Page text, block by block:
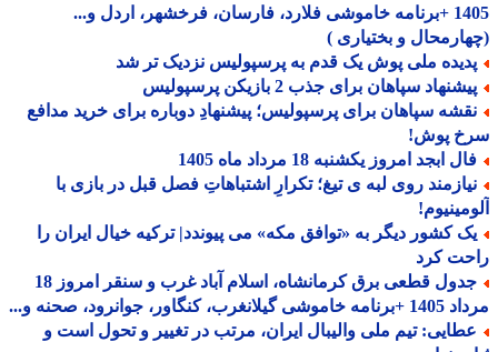
1405 +برنامه خاموشی فلارد، فارسان، فرخشهر، اردل و...
و بختیاری )
ملی پوش یک قدم به پرسپولیس نزدیک تر شد
سپاهان برای جذب 2 بازیکن پرسپولیس
سپاهان برای پرسپولیس؛ پیشنهادِ دوباره برای خرید مدافع
پوش!
ابجد امروز یکشنبه 18 مرداد ماه 1405
روی لبه ی تیغ؛ تکرارِ اشتباهاتِ فصل قبل در بازی با
کشور دیگر به «توافق مکه» می پیوندد| ترکیه خیال ایران را
کرد
جدول قطعی برق کرمانشاه، اسلام آباد غرب و سنقر امروز 18
کنگاور، جوانرود، صحنه و...
تیم ملی والیبال ایران، مرتب در تغییر و تحول است و